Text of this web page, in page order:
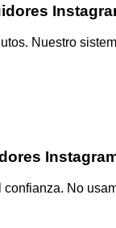
Nuestro
No